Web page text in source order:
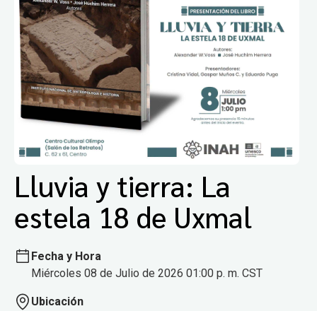
Lluvia y tierra: La
estela 18 de Uxmal
Fecha y Hora
Miércoles 08 de Julio de 2026 01:00 p. m. CST
Ubicación